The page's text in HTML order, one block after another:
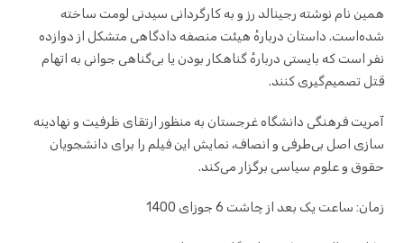
همین نام نوشته رجینالد رز و به کارگردانی سیدنی لومت ساخته
شده‌است. داستان دربارهٔ هیئت منصفه دادگاهی متشکل از دوازده
نفر است که بایستی دربارهٔ گناهکار بودن یا بی‌گناهی جوانی به اتهام
قتل تصمیم‌گیری کنند.
آمریت فرهنگی دانشگاه غرجستان به منظور ارتقای ظرفیت و نهادینه
سازی اصل بی‌طرفی و انصاف، نمایش این فیلم را برای دانشجویان
حقوق و علوم سیاسی برگزار می‌کند.
زمان: ساعت یک بعد از چاشت 6 جوزای 1400